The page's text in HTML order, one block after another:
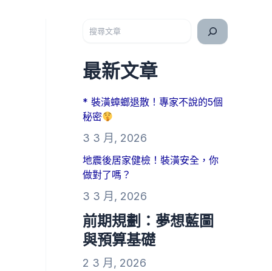
最新文章
* 裝潢蟑螂退散！專家不說的5個
秘密
3 3 月, 2026
地震後居家健檢！裝潢安全，你
做對了嗎？
3 3 月, 2026
前期規劃：夢想藍圖
與預算基礎
2 3 月, 2026